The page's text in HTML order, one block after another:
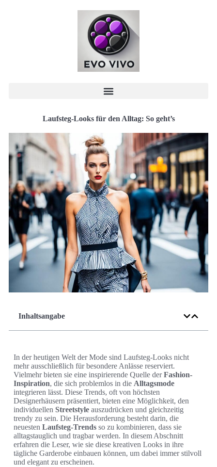
Laufsteg-Looks für den Alltag: So geht’s
Inhaltsangabe
In der heutigen Welt der Mode sind Laufsteg-Looks nicht
mehr ausschließlich für besondere Anlässe reserviert.
Vielmehr bieten sie eine inspirierende Quelle derFashion-
Inspiration, die sich problemlos in die Alltagsmode
integrieren lässt. Diese Trends, oft von höchsten
Designerhäusern präsentiert, bieten eine Möglichkeit, den
individuellen Streetstyle auszudrücken und gleichzeitig
trendy zu sein. Die Herausforderung besteht darin, die
neuesten Laufsteg-Trends so zu kombinieren, dass sie
alltagstauglich und tragbar werden. In diesem Abschnitt
erfahren die Leser, wie sie diese kreativen Looks in ihre
tägliche Garderobe einbauen können, um dabei immer stilvoll
und elegant zu erscheinen.